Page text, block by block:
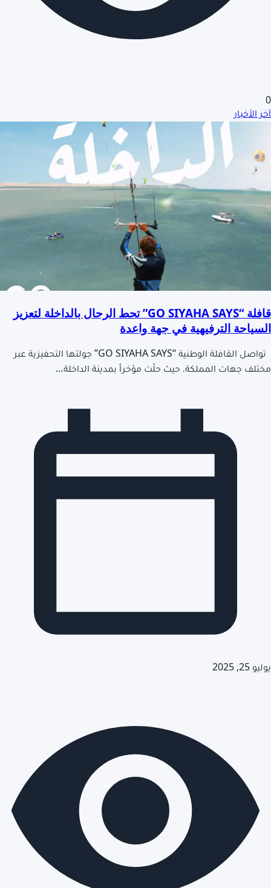
0
آخر الأخبار
قافلة “GO SIYAHA SAYS” تحط الرحال بالداخلة لتعزيز
السياحة الترفيهية في جهة واعدة
تواصل القافلة الوطنية “GO SIYAHA SAYS” جولتها التحفيزية عبر
مختلف جهات المملكة، حيث حلّت مؤخراً بمدينة الداخلة…
يوليو 25, 2025